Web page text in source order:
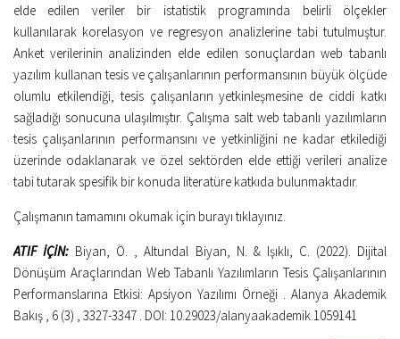
elde edilen veriler bir istatistik programında belirli ölçekler
kullanılarak korelasyon ve regresyon analizlerine tabi tutulmuştur.
Anket verilerinin analizinden elde edilen sonuçlardan web tabanlı
yazılım kullanan tesis ve çalışanlarının performansının büyük ölçüde
olumlu etkilendiği, tesis çalışanların yetkinleşmesine de ciddi katkı
sağladığı sonucuna ulaşılmıştır. Çalışma salt web tabanlı yazılımların
tesis çalışanlarının performansını ve yetkinliğini ne kadar etkilediği
üzerinde odaklanarak ve özel sektörden elde ettiği verileri analize
tabi tutarak spesifik bir konuda literatüre katkıda bulunmaktadır.
Çalışmanın tamamını okumak için burayı tıklayınız.
ATIF İÇİN: Biyan, Ö. , Altundal Biyan, N. & Işıklı, C. (2022). Dijital
Dönüşüm Araçlarından Web Tabanlı Yazılımların Tesis Çalışanlarının
Performanslarına Etkisi: Apsiyon Yazılımı Örneği . Alanya Akademik
Bakış , 6 (3) , 3327-3347 . DOI: 10.29023/alanyaakademik.1059141